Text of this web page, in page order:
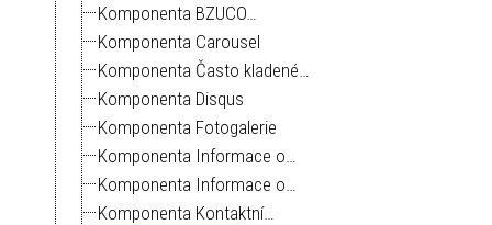
Komponenta BZUCO…
Komponenta Carousel
Komponenta Často kladené…
Komponenta Disqus
Komponenta Fotogalerie
Komponenta Informace o…
Komponenta Informace o…
Komponenta Kontaktní…